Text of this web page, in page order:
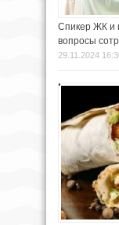
Спикер ЖК и
вопросы
29.11.2024